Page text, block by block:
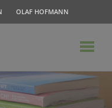
OLAF HOFMANN